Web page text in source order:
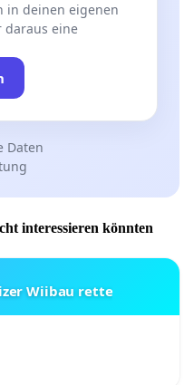
in deinen eigenen
daraus eine
Daten
interessieren könnten
Wiibau rette